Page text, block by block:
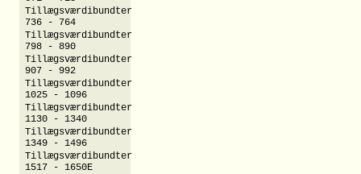
Tillægsværdibundter
736 - 764
Tillægsværdibundter
798 - 890
Tillægsværdibundter
907 - 992
Tillægsværdibundter
1025 - 1096
Tillægsværdibundter
1130 - 1340
Tillægsværdibundter
1349 - 1496
Tillægsværdibundter
1517 - 1650E